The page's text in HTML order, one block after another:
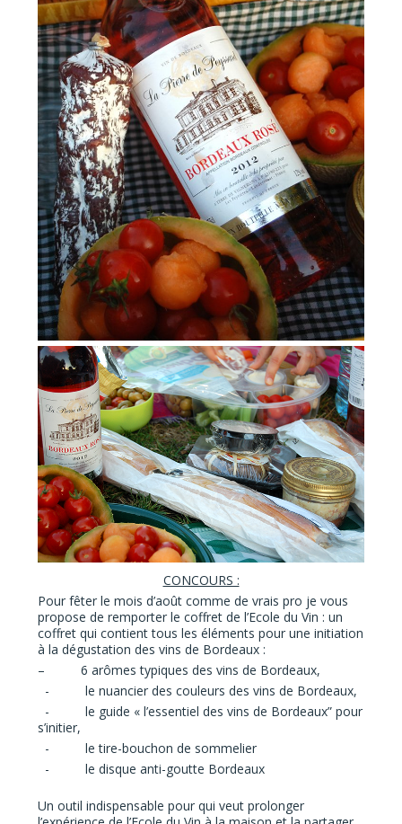
CONCOURS :
Pour fêter le mois d’août comme de vrais pro je vous
propose de remporter lecoffret de l’Ecole du Vin : un
coffret qui contient tous les éléments pour une initiation
à la dégustation des vins de Bordeaux :
– 6 arômes typiques des vins de Bordeaux,
- le nuancier des couleurs des vins de Bordeaux,
- le guide « l’essentiel des vins de Bordeaux” pour
s’initier,
- le tire-bouchon de sommelier
- le disque anti-goutte Bordeaux
Un outil indispensable pour qui veut prolonger